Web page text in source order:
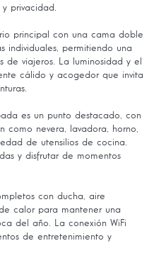
privacidad.
principal con una cama doble
individuales, permitiendo una
de viajeros. La luminosidad y el
cálido y acogedor que invita
es un punto destacado, con
como nevera, lavadora, horno,
de utensilios de cocina.
y disfrutar de momentos
con ducha, aire
calor para mantener una
del año. La conexión WiFi
de entretenimiento y